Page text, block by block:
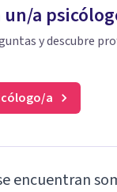
a
y descubre
a
encuentran